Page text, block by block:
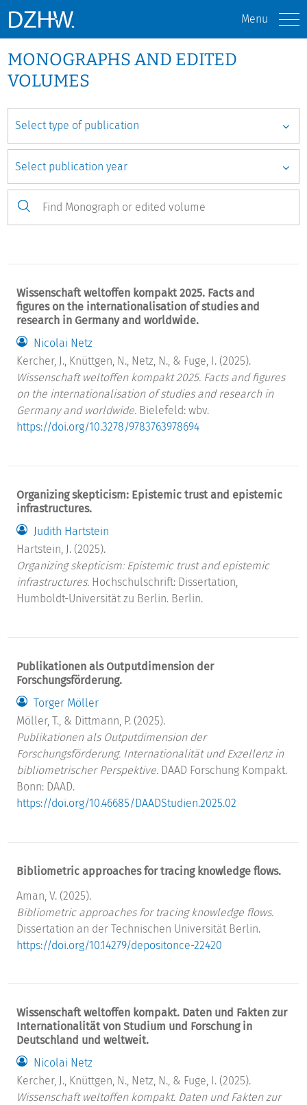
Menu
MONOGRAPHS AND EDITED
VOLUMES
Wissenschaft weltoffen kompakt 2025. Facts and
figures on the internationalisation of studies and
research in Germany and worldwide.
Nicolai Netz
Kercher, J., Knüttgen, N., Netz, N., & Fuge, I. (2025).
Wissenschaft weltoffen kompakt 2025. Facts and figures
on the internationalisation of studies and research in
Germany and worldwide. Bielefeld: wbv.
https://doi.org/10.3278/9783763978694
Organizing skepticism: Epistemic trust and epistemic
infrastructures.
Judith Hartstein
Hartstein, J. (2025).
Organizing skepticism: Epistemic trust and epistemic
infrastructures. Hochschulschrift: Dissertation,
Humboldt-Universität zu Berlin. Berlin.
Publikationen als Outputdimension der
Forschungsförderung.
Torger Möller
Möller, T., & Dittmann, P. (2025).
Publikationen als Outputdimension der
Forschungsförderung. Internationalität und Exzellenz in
bibliometrischer Perspektive. DAAD Forschung Kompakt.
Bonn: DAAD.
https://doi.org/10.46685/DAADStudien.2025.02
Bibliometric approaches for tracing knowledge flows.
Aman, V. (2025).
Bibliometric approaches for tracing knowledge flows.
Dissertation an der Technischen Universität Berlin.
https://doi.org/10.14279/depositonce-22420
Wissenschaft weltoffen kompakt. Daten und Fakten zur
Internationalität von Studium und Forschung in
Deutschland und weltweit.
Nicolai Netz
Kercher, J., Knüttgen, N., Netz, N., & Fuge, I. (2025).
Wissenschaft weltoffen kompakt. Daten und Fakten zur